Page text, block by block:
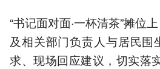
“书记面对面·一杯清茶”摊位
及相关部门负责人与居民围
求、现场回应建议，切实落